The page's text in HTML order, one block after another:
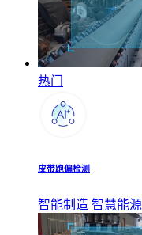
热门
皮带跑偏检测
智能制造 智慧能源